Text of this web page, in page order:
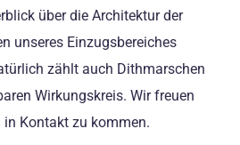
über die Architektur der
unseres Einzugsbereiches
zählt auch Dithmarschen
Wirkungskreis. Wir freuen
Kontakt zu kommen.